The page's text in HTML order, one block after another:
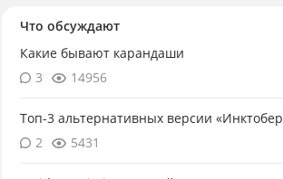
Что обсуждают
Какие бывают карандаши
3
14956
Топ-3 альтернативных версии
2
5431